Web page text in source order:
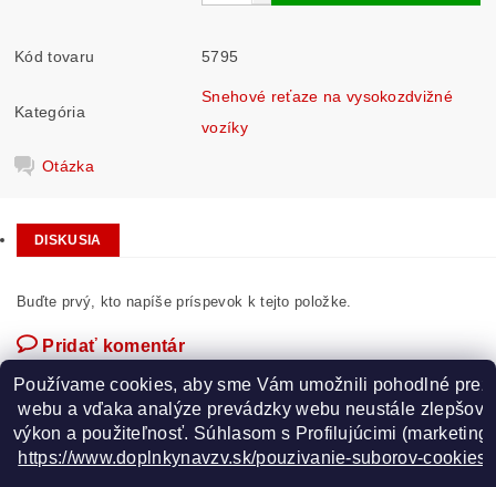
Kód tovaru 5795
Kategória
Snehové reťaze na vysokozdvižné
vozíky
Otázka
DISKUSIA
Buďte prvý, kto napíše príspevok k tejto položke.
Pridať komentár
GOOGLE
Používame cookies, aby sme Vám umožnili pohodlné
webu a vďaka analýze prevádzky webu neustále
výkon a použiteľnosť. Súhlasom s Profilujúcimi
https://www.doplnkynavzv.sk/pouzivanie-suborov-cookies/